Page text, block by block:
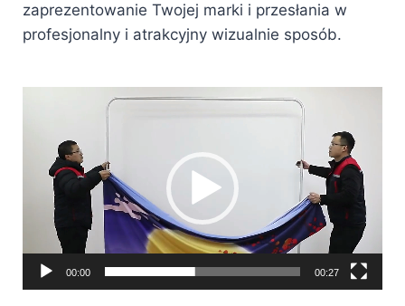
zaprezentowanie Twojej marki i przesłania w
profesjonalny i atrakcyjny wizualnie sposób.
Odtwarzacz
00:00 00:27